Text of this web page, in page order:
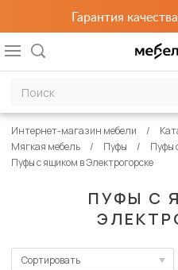
Гарантия
ПУФЫ С
Интернет-магазин мебели
Мягкая мебель
Пуфы
Пуфы
Пуфы с ящиком в Электрогорске
Сортировать